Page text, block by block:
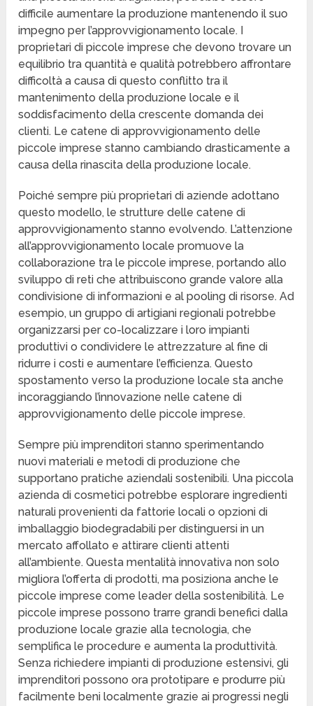
difficile aumentare la produzione mantenendo il suo
impegno per l’approvvigionamento locale. I
proprietari di piccole imprese che devono trovare un
equilibrio tra quantità e qualità potrebbero affrontare
difficoltà a causa di questo conflitto tra il
mantenimento della produzione locale e il
soddisfacimento della crescente domanda dei
clienti. Le catene di approvvigionamento delle
piccole imprese stanno cambiando drasticamente a
causa della rinascita della produzione locale.
Poiché sempre più proprietari di aziende adottano
questo modello, le strutture delle catene di
approvvigionamento stanno evolvendo. L’attenzione
all’approvvigionamento locale promuove la
collaborazione tra le piccole imprese, portando allo
sviluppo di reti che attribuiscono grande valore alla
condivisione di informazioni e al pooling di risorse. Ad
esempio, un gruppo di artigiani regionali potrebbe
organizzarsi per co-localizzare i loro impianti
produttivi o condividere le attrezzature al fine di
ridurre i costi e aumentare l’efficienza. Questo
spostamento verso la produzione locale sta anche
incoraggiando l’innovazione nelle catene di
approvvigionamento delle piccole imprese.
Sempre più imprenditori stanno sperimentando
nuovi materiali e metodi di produzione che
supportano pratiche aziendali sostenibili. Una piccola
azienda di cosmetici potrebbe esplorare ingredienti
naturali provenienti da fattorie locali o opzioni di
imballaggio biodegradabili per distinguersi in un
mercato affollato e attirare clienti attenti
all’ambiente. Questa mentalità innovativa non solo
migliora l’offerta di prodotti, ma posiziona anche le
piccole imprese come leader della sostenibilità. Le
piccole imprese possono trarre grandi benefici dalla
produzione locale grazie alla tecnologia, che
semplifica le procedure e aumenta la produttività.
Senza richiedere impianti di produzione estensivi, gli
imprenditori possono ora prototipare e produrre più
facilmente beni localmente grazie ai progressi negli